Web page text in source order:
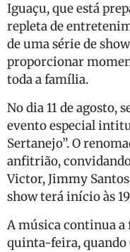
Iguaçu, que está
repleta de
de uma série de
proporcionar
toda a família.
No dia 11 de agosto,
evento especial
Sertanejo”. O
anfitrião,
Victor, Jimmy Santos
show terá início às
A música continua a
quinta-feira, quando